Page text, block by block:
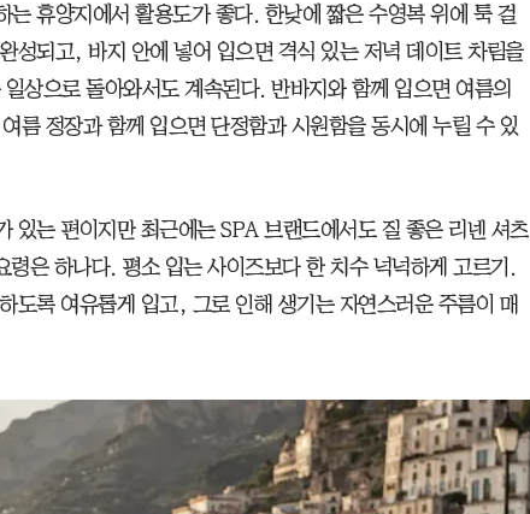
는 휴양지에서 활용도가 좋다. 한낮에 짧은 수영복 위에 툭 걸
성되고, 바지 안에 넣어 입으면 격식 있는 저녁 데이트 차림을
상으로 돌아와서도 계속된다. 반바지와 함께 입으면 여름의
름 정장과 함께 입으면 단정함과 시원함을 동시에 누릴 수 있
있는 편이지만 최근에는 SPA 브랜드에서도 질 좋은 리넨 셔츠
령은 하나다. 평소 입는 사이즈보다 한 치수 넉넉하게 고르기.
도록 여유롭게 입고, 그로 인해 생기는 자연스러운 주름이 매